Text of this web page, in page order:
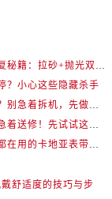
卡地亚划痕修复秘籍：拉砂+抛光双工艺还原如新
？小心这些隐藏杀手
卡地亚走快了？别急着拆机，先做这一步
卡地亚走慢别急着送修！先试试这些方法
真正懂表的人都在用的卡地亚表带调节技巧
舒适度的技巧与步